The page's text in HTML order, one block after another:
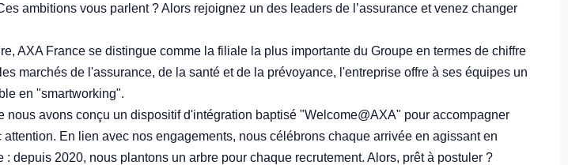
ambitions vous parlent ? Alors rejoignez un des leaders de l’assurance et venez changer
AXA France se distingue comme la filiale la plus importante du Groupe en termes de chiffre
marchés de l'assurance, de la santé et de la prévoyance, l'entreprise offre à ses équipes un
en "smartworking".
nous avons conçu un dispositif d'intégration baptisé "Welcome@AXA" pour accompagner
En lien avec nos engagements, nous célébrons chaque arrivée en agissant en
depuis 2020, nous plantons un arbre pour chaque recrutement. Alors, prêt à postuler ?